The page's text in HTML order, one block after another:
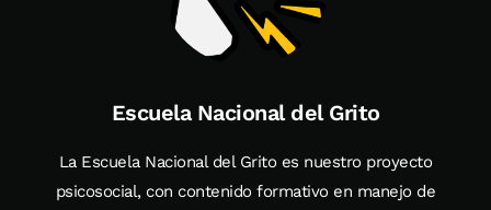
Escuela Nacional del Grito
La Escuela Nacional del Grito es nuestro proyecto
psicosocial, con contenido formativo en manejo de